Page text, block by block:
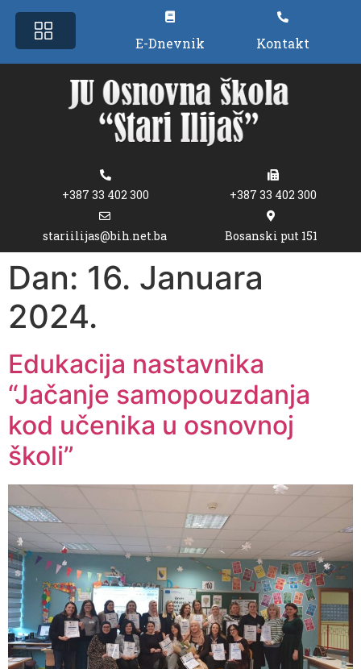
E-Dnevnik Kontakt
+387 33 402 300 +387 33 402 300
stariilijas@bih.net.ba Bosanski put 151
Dan: 16. Januara
2024.
Edukacija nastavnika
“Jačanje samopouzdanja
kod učenika u osnovnoj
školi”